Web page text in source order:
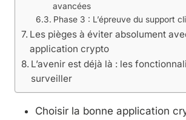
avancées
Phase 3 : L’épreuve du support
Les pièges à éviter absolument
application crypto
L’avenir est déjà là : les
surveiller
Choisir la bonne application